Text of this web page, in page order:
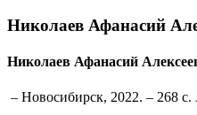
Николаев Афанасий
Николаев Афанасий
– Новосибирск, 2022. – 268